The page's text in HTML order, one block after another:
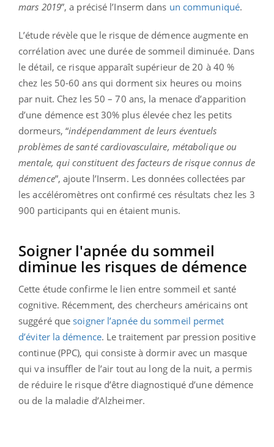
mars 2019”, a précisé l’Inserm dans un communiqué.
L’étude révèle que le risque de démence augmente en
corrélation avec une durée de sommeil diminuée. Dans
le détail, ce risque apparaît supérieur de 20 à 40 %
chez les 50-60 ans qui dorment six heures ou moins
par nuit. Chez les 50 – 70 ans, la menace d’apparition
d’une démence est 30% plus élevée chez les petits
dormeurs, “indépendamment de leurs éventuels
problèmes de santé cardiovasculaire, métabolique ou
mentale, qui constituent des facteurs de risque connus de
démence”, ajoute l’Inserm. Les données collectées par
les accéléromètres ont confirmé ces résultats chez les 3
900 participants qui en étaient munis.
Soigner l'apnée du sommeil
diminue les risques de démence
Cette étude confirme le lien entre sommeil et santé
cognitive. Récemment, des chercheurs américains ont
suggéré quesoigner l’apnée du sommeil permet
d’éviter la démence. Le traitement par pression positive
continue (PPC), qui consiste à dormir avec un masque
qui va insuffler de l’air tout au long de la nuit, a permis
de réduire le risque d’être diagnostiqué d’une démence
ou de la maladie d’Alzheimer.